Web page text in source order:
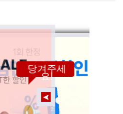
당겨주세
요!